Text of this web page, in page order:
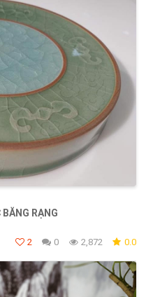
RẠNG
2 0 2,872 0.0